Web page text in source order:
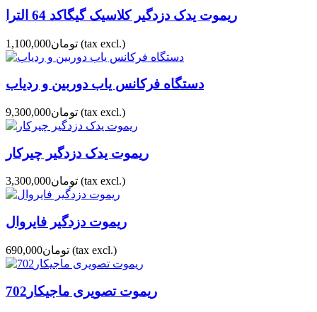
ریموت یدک دزدگیر کلاسیک گیگاکد 64 الترا
تومان1,100,000 (tax excl.)
دستگاه فرکانس یاب دوربین و ردیاب
تومان9,300,000 (tax excl.)
ریموت یدک دزدگیر چیرکار
تومان3,300,000 (tax excl.)
ریموت دزدگیر فایروال
تومان690,000 (tax excl.)
ریموت تصویری ماجیکار702